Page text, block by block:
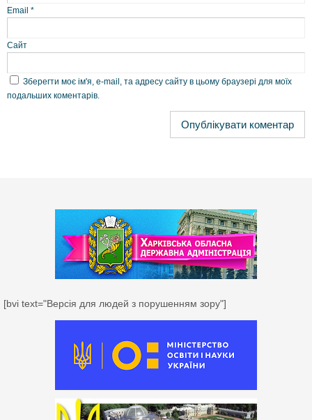
Email *
Сайт
Зберегти моє ім'я, e-mail, та адресу сайту в цьому браузері для моїх
подальших коментарів.
[bvi text="Версія для людей з порушенням зору"]